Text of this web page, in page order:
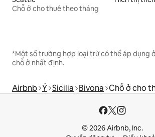
Chỗ ở cho thuê theo tháng
*Một số trường hợp loại trừ có thể áp dụng
chỗ ở nhất định.
Airbnb Ý Sicilia Bivona Chỗ ở cho
© 2026 Airbnb, Inc.